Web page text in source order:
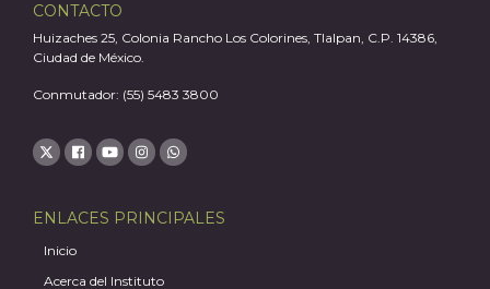
CONTACTO
Huizaches 25, Colonia Rancho Los Colorines, Tlalpan, C.P. 14386,
Ciudad de México.
Conmutador: (55) 5483 3800
ENLACES PRINCIPALES
Inicio
Acerca del Instituto